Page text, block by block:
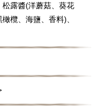
露醬(洋蘑菇、葵花
欖、海鹽、香料)、